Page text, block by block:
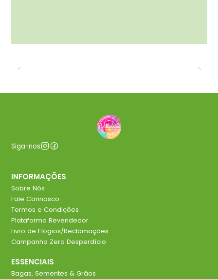
Siga-nos
INFORMAÇÕES
Sobre Nós
Fale Connosco
Termos e Condições
Plataforma Revendedor
Livro de Elogios/Reclamações
Campanha Zero Desperdício
ESSENCIAIS
Bagas, Sementes & Grãos